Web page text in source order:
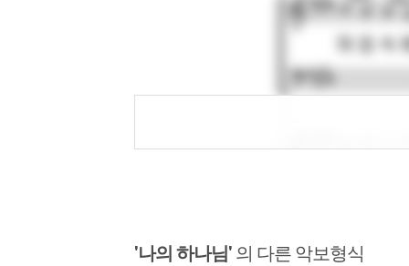
'나의 하나님'의 다른 악보형식